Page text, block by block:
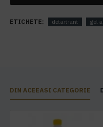
ETICHETE: detartrant gel
DIN ACEEASI CATEGORIE